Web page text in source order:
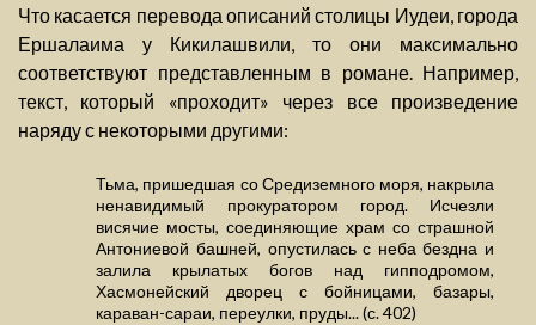
Что касается перевода описаний столицы Иудеи, города
Ершалаима у Кикилашвили, то они максимально
соответствуют представленным в романе. Например,
текст, который «проходит» через все произведение
наряду с некоторыми другими:
Тьма, пришедшая со Средиземного моря, накрыла
ненавидимый прокуратором город. Исчезли
висячие мосты, соединяющие храм со страшной
Антониевой башней, опустилась с неба бездна и
залила крылатых богов над гипподромом,
Хасмонейский дворец с бойницами, базары,
караван-сараи, переулки, пруды... (с. 402)